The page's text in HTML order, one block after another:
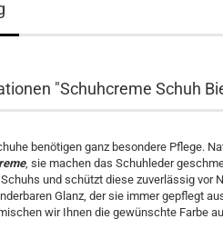
"Schuhcreme Schuh
benötigen ganz besondere Pflege.
, sie machen das Schuhleder
und schützt diese zuverlässig
Glanz, der sie immer gepflegt
wir Ihnen die gewünschte Farbe